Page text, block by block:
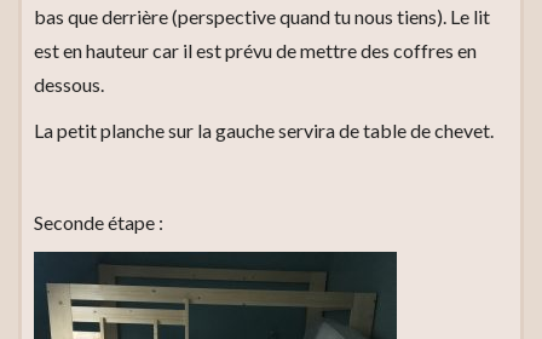
bas que derrière (perspective quand tu nous tiens). Le lit
est en hauteur car il est prévu de mettre des coffres en
dessous.
La petit planche sur la gauche servira de table de chevet.
Seconde étape :